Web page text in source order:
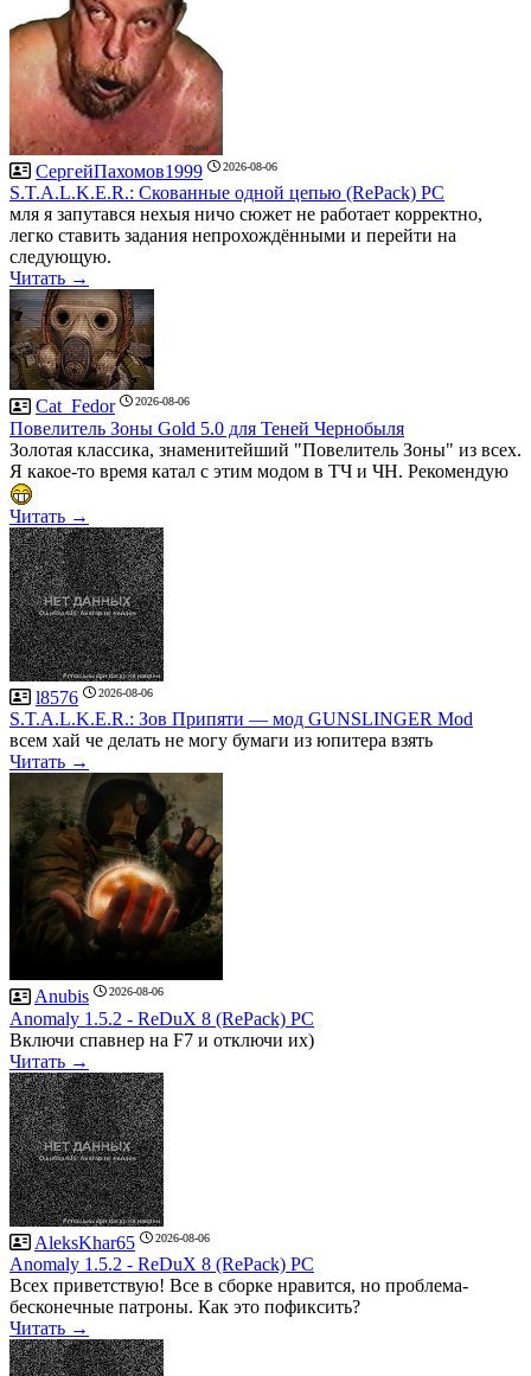
СергейПахомов1999 2026-08-06
S.T.A.L.K.E.R.: Скованные одной цепью (RePack) PC
мля я запутався нехыя ничо сюжет не работает корректно,
легко ставить задания непрохождёнными и перейти на
следующую.
Читать →
Cat_Fedor 2026-08-06
Повелитель Зоны Gold 5.0 для Теней Чернобыля
Золотая классика, знаменитейший "Повелитель Зоны" из всех.
Я какое-то время катал с этим модом в ТЧ и ЧН. Рекомендую
Читать →
l8576 2026-08-06
S.T.A.L.K.E.R.: Зов Припяти — мод GUNSLINGER Mod
всем хай че делать не могу бумаги из юпитера взять
Читать →
Anubis 2026-08-06
Anomaly 1.5.2 - ReDuX 8 (RePack) PC
Включи спавнер на F7 и отключи их)
Читать →
AleksKhar65 2026-08-06
Anomaly 1.5.2 - ReDuX 8 (RePack) PC
Всех приветствую! Все в сборке нравится, но проблема-
бесконечные патроны. Как это пофиксить?
Читать →